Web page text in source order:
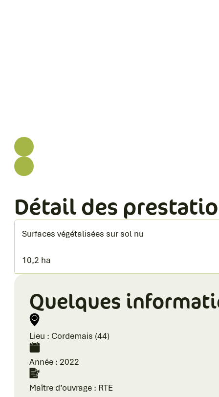
Détail des
Surfaces végétalisées sur sol nu
10,2 ha
Quelques
Lieu : Cordemais (44)
Année : 2022
Maître d’ouvrage : RTE